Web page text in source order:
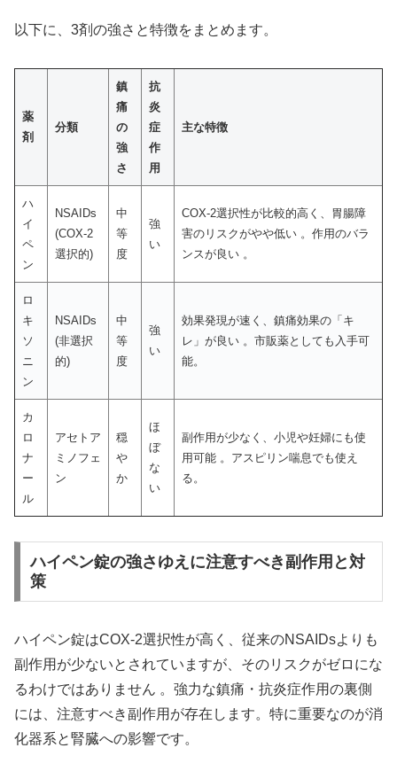
以下に、3剤の強さと特徴をまとめます。
薬
剤
分類
鎮
痛
の
強
さ
抗
炎
症
作
用
主な特徴
ハ
イ
ペ
ン
NSAIDs
(COX-2
選択的)
中
等
度
強
い
COX-2選択性が比較的高く、胃腸障
害のリスクがやや低い 。作用のバラ
ンスが良い 。
ロ
キ
ソ
ニ
ン
NSAIDs
(非選択
的)
中
等
度
強
い
効果発現が速く、鎮痛効果の「キ
レ」が良い 。市販薬としても入手可
能。
カ
ロ
ナ
ー
ル
アセトア
ミノフェ
ン
穏
や
か
ほ
ぼ
な
い
副作用が少なく、小児や妊婦にも使
用可能 。アスピリン喘息でも使え
る。
ハイペン錠の強さゆえに注意すべき副作用と対
策
ハイペン錠はCOX-2選択性が高く、従来のNSAIDsよりも
副作用が少ないとされていますが、そのリスクがゼロにな
るわけではありません 。強力な鎮痛・抗炎症作用の裏側
には、注意すべき副作用が存在します。特に重要なのが消
化器系と腎臓への影響です。